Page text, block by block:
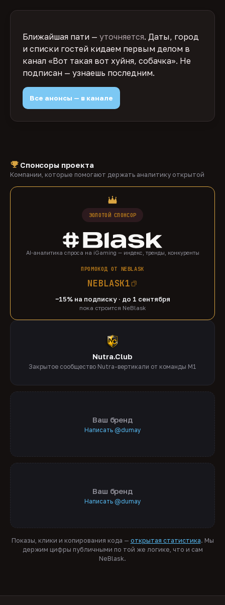
Ближайшая пати — уточняется. Даты, город
и списки гостей кидаем первым делом в
канал «Вот такая вот хуйня, собачка». Не
подписан — узнаешь последним.
Все анонсы — в канале
Спонсоры проекта
Компании, которые помогают держать аналитику открытой
ЗОЛОТОЙ СПОНСОР
AI-аналитика спроса на iGaming — индекс, тренды, конкуренты
ПРОМОКОД ОТ NEBLASK
NEBLASK1
−15% на подписку · до 1 сентября
пока строится NeBlask
Nutra.Club
Закрытое сообщество Nutra-вертикали от команды M1
Ваш бренд
Написать @dumay
Ваш бренд
Написать @dumay
Показы, клики и копирования кода — открытая статистика. Мы
держим цифры публичными по той же логике, что и сам
NeBlask.